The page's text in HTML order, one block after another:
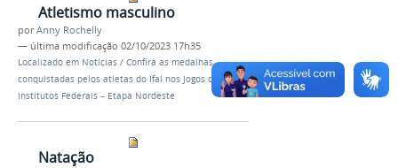
Atletismo masculino
porAnny Rochelly
— última modificação 02/10/2023 17h35
Localizado em Notícias / Confira as medalhas
conquistadas pelos atletas do Ifal nos Jogos dos
Institutos Federais – Etapa Nordeste
Natação